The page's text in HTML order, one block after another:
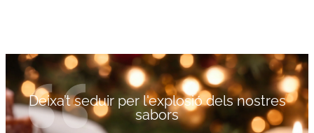
Deixa’t seduir per l'explosió dels nostres
sabors